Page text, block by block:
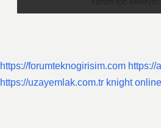
https://forumteknogirisim.com https://
https://uzayemlak.com.tr knight online